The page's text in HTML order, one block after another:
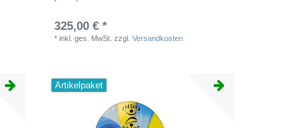
325,00 € *
*inkl. ges. MwSt. zzgl.Versandkosten
Artikelpaket